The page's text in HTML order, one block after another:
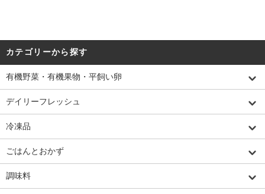
カテゴリーから探す
有機野菜・有機果物・平飼い卵
デイリーフレッシュ
冷凍品
ごはんとおかず
調味料